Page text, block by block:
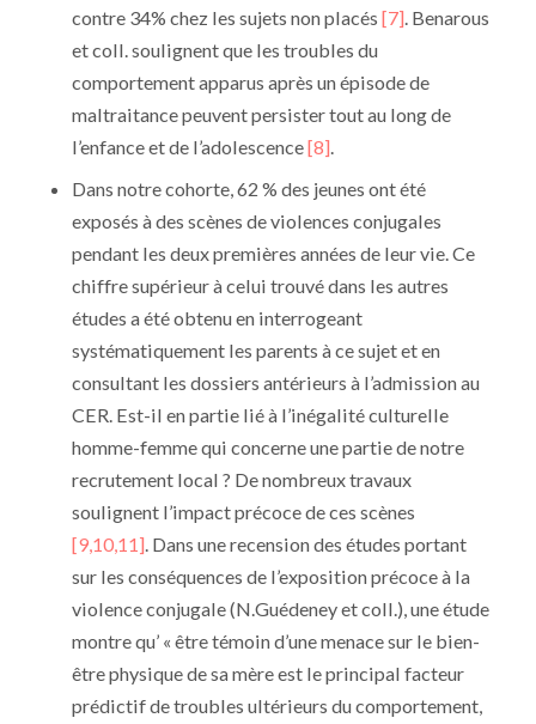
contre 34% chez les sujets non placés[7] . Benarous
et coll. soulignent que les troubles du
comportement apparus après un épisode de
maltraitance peuvent persister tout au long de
l’enfance et de l’adolescence[8]
Dans notre cohorte, 62 % des jeunes ont été
exposés à des scènes de violences conjugales
pendant les deux premières années de leur vie. Ce
chiffre supérieur à celui trouvé dans les autres
études a été obtenu en interrogeant
systématiquement les parents à ce sujet et en
consultant les dossiers antérieurs à l’admission au
CER. Est-il en partie lié à l’inégalité culturelle
homme-femme qui concerne une partie de notre
recrutement local ? De nombreux travaux
soulignent l’impact précoce de ces scènes
[9,10,11] . Dans une recension des études portant
sur les conséquences de l’exposition précoce à la
violence conjugale (N.Guédeney et coll.), une étude
montre qu’ « être témoin d’une menace sur le bien-
être physique de sa mère est le principal facteur
prédictif de troubles ultérieurs du comportement,